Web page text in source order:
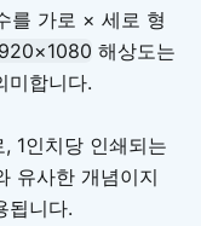
를 가로 × 세로 형
해상도는
미합니다.
1인치당 인쇄되는
유사한 개념이지
됩니다.